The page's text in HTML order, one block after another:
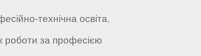
технічна освіта.
роботи за професією